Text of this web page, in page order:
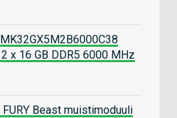
x 16 GB DDR5 6000 MHz
Beast muistimoduuli